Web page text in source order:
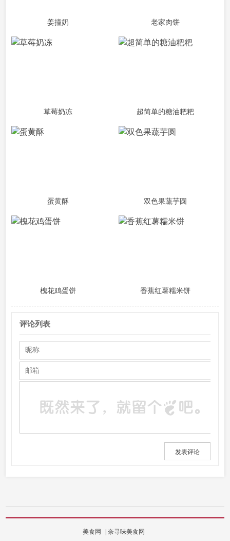
姜撞奶 老家肉饼
草莓奶冻 超简单的糖油粑粑
蛋黄酥 双色果蔬芋圆
槐花鸡蛋饼 香蕉红薯糯米饼
评论列表
发表评论
美食网 奈寻味美食网